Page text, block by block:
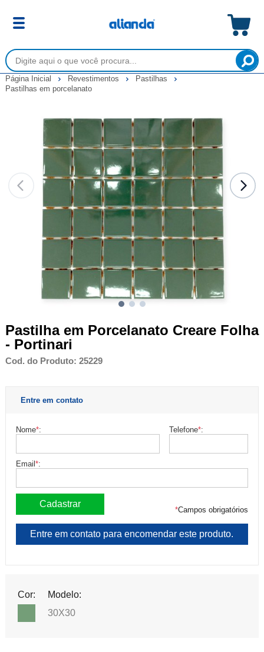
Página Inicial Revestimentos
Pastilhas
Pastilhas em porcelanato
Pastilha em Porcelanato Creare Folha
- Portinari
Cod. do Produto: 25229
Entre em contato
Nome*: Telefone*:
Email*:
*Campos obrigatórios
Entre em contato para encomendar este produto.
Cor:
Modelo:
30X30